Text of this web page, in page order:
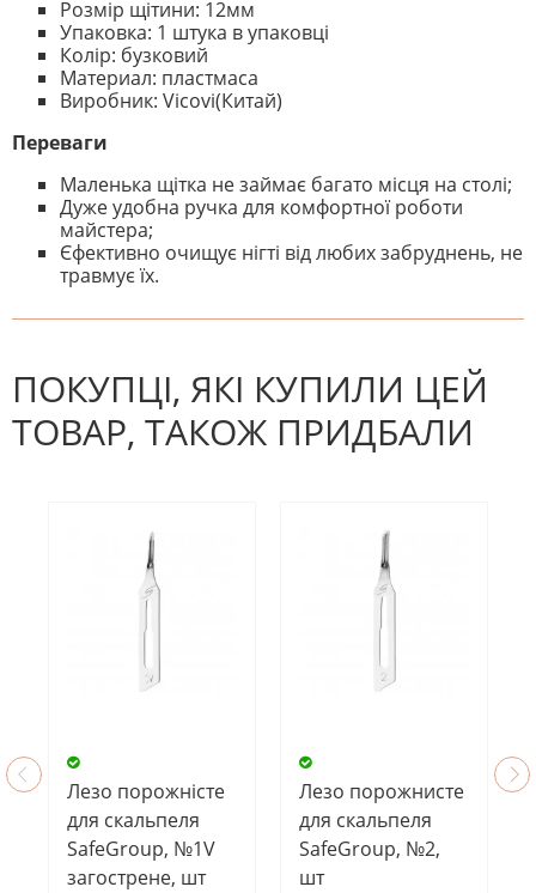
Розмір щітини: 12мм
Упаковка: 1 штука в упаковці
Колір: бузковий
Материал: пластмаса
Виробник: Vicovi(Китай)
Переваги
Маленька щітка не займає багато місця на столі;
Дуже удобна ручка для комфортної роботи
майстера;
Єфективно очищує нігті від любих забруднень, не
травмує їх.
На даний час немає відгуків. Ви
ПОКУПЦІ, ЯКІ КУПИЛИ ЦЕЙ
ТОВАР, ТАКОЖ ПРИДБАЛИ
Лезо порожністе
для скальпеля
SafeGroup, №1V
загострене, шт
Лезо порожнисте
для скальпеля
SafeGroup, №2,
шт